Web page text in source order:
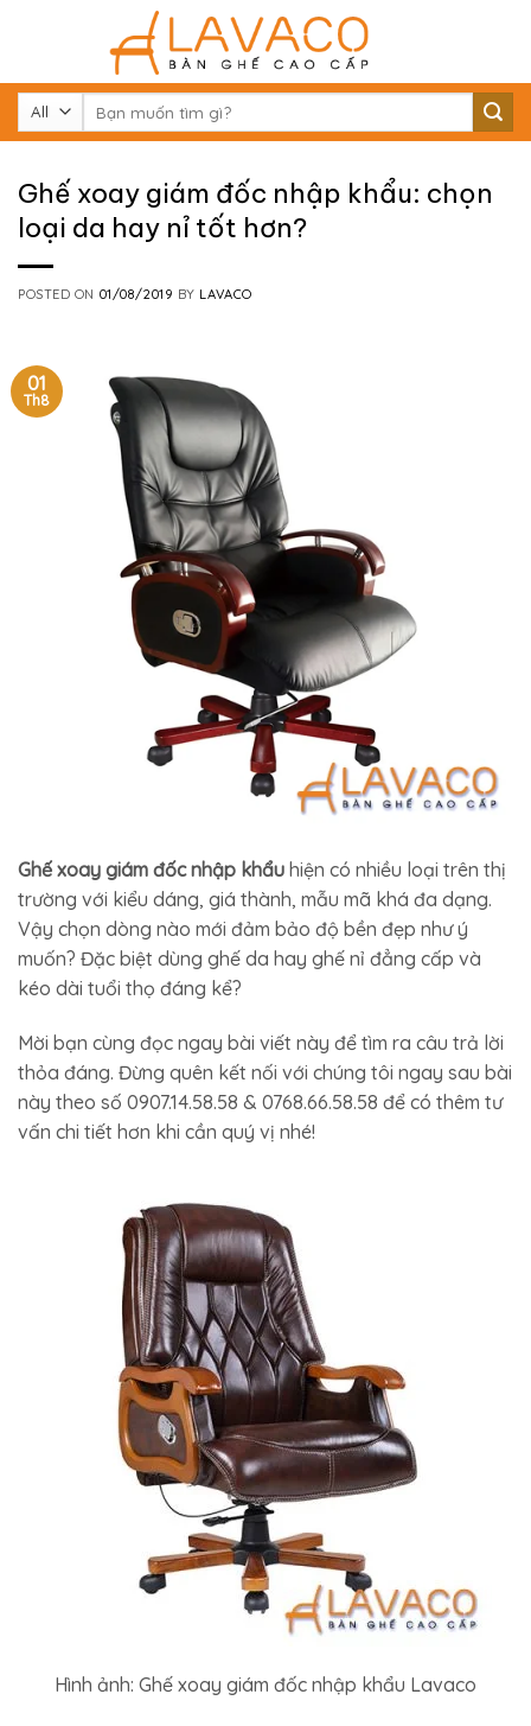
kiếm:
Ghế xoay giám đốc nhập khẩu: chọn
loại da hay nỉ tốt hơn?
POSTED ON 01/08/2019 BY LAVACO
01
Th8
Ghế xoay giám đốc nhập khẩu hiện có nhiều loại trên thị
trường với kiểu dáng, giá thành, mẫu mã khá đa dạng.
Vậy chọn dòng nào mới đảm bảo độ bền đẹp như ý
muốn? Đặc biệt dùng ghế da hay ghế nỉ đẳng cấp và
kéo dài tuổi thọ đáng kể?
Mời bạn cùng đọc ngay bài viết này để tìm ra câu trả lời
thỏa đáng. Đừng quên kết nối với chúng tôi ngay sau bài
này theo số 0907.14.58.58 & 0768.66.58.58 để có thêm tư
vấn chi tiết hơn khi cần quý vị nhé!
Hình ảnh: Ghế xoay giám đốc nhập khẩu Lavaco